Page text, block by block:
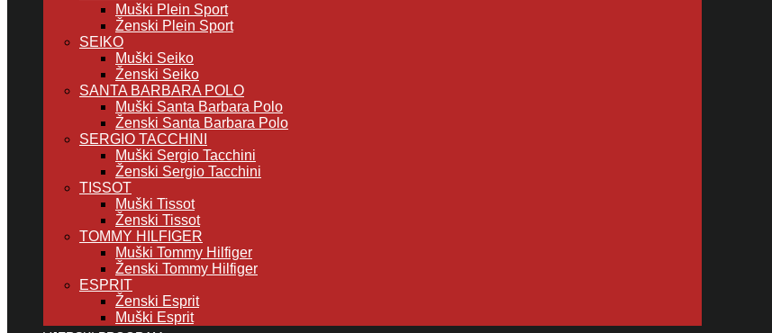
Muški Plein Sport
Ženski Plein Sport
SEIKO
Muški Seiko
Ženski Seiko
SANTA BARBARA POLO
Muški Santa Barbara Polo
Ženski Santa Barbara Polo
SERGIO TACCHINI
Muški Sergio Tacchini
Ženski Sergio Tacchini
TISSOT
Muški Tissot
Ženski Tissot
TOMMY HILFIGER
Muški Tommy Hilfiger
Ženski Tommy Hilfiger
ESPRIT
Ženski Esprit
Muški Esprit